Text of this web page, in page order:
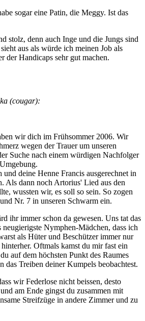
sogar eine Patin, die Meggy. Ist das
stolz, denn auch Inge und die Jungs sind
aus als würde ich meinen Job als
der Handicaps sehr gut machen.
(cougar):
wir dich im Frühsommer 2006. Wir
wegen der Trauer um unseren
Suche nach einem würdigen Nachfolger
deine Henne Francis ausgerechnet in
Als dann noch Artorius' Lied aus den
wussten wir, es soll so sein. So zogen
Nr. 7 in unseren Schwarm ein.
ihr immer schon da gewesen. Uns tat das
neugierigste Nymphen-Mädchen, dass ich
als Hüter und Beschützer immer nur
Oftmals kamst du mir fast ein
auf dem höchsten Punkt des Raumes
das Treiben deiner Kumpels beobachtest.
wir Federlose nicht beissen, desto
am Ende gingst du zusammen mit
Streifzüge in andere Zimmer und zu